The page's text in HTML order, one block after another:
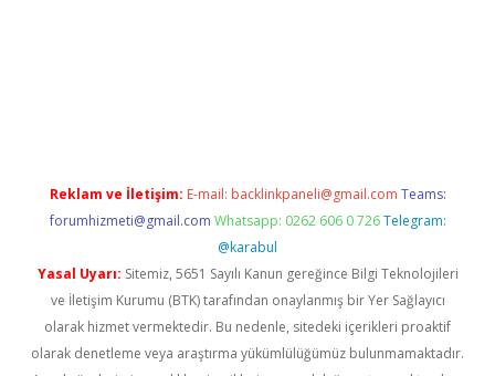
Reklam ve İletişim: E-mail: backlinkpaneli@gmail.com Teams:
forumhizmeti@gmail.com Whatsapp: 0262 606 0 726 Telegram:
@karabul
Yasal Uyarı: Sitemiz, 5651 Sayılı Kanun gereğince Bilgi Teknolojileri
ve İletişim Kurumu (BTK) tarafından onaylanmış bir Yer Sağlayıcı
olarak hizmet vermektedir. Bu nedenle, sitedeki içerikleri proaktif
olarak denetleme veya araştırma yükümlülüğümüz bulunmamaktadır.